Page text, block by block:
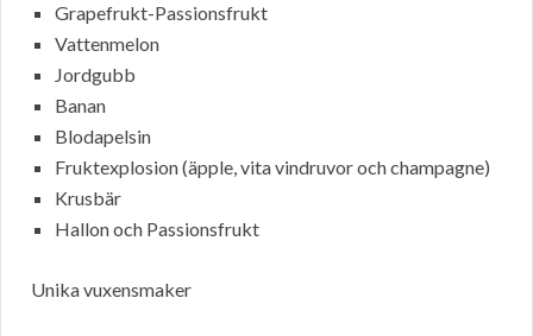
Grapefrukt-Passionsfrukt
Vattenmelon
Jordgubb
Banan
Blodapelsin
Fruktexplosion (äpple, vita vindruvor och champagne)
Krusbär
Hallon och Passionsfrukt
Unika vuxensmaker